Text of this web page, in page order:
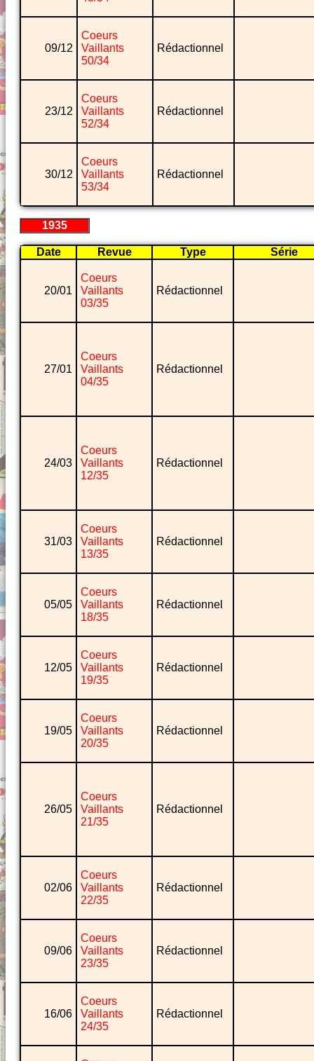
09/12
Coeurs
Vaillants
50/34
Rédactionnel
23/12
Coeurs
Vaillants
52/34
Rédactionnel
30/12
Coeurs
Vaillants
53/34
Rédactionnel
1935
Date Revue Type Série
20/01
Coeurs
Vaillants
03/35
Rédactionnel
27/01
Coeurs
Vaillants
04/35
Rédactionnel
24/03
Coeurs
Vaillants
12/35
Rédactionnel
31/03
Coeurs
Vaillants
13/35
Rédactionnel
05/05
Coeurs
Vaillants
18/35
Rédactionnel
12/05
Coeurs
Vaillants
19/35
Rédactionnel
19/05
Coeurs
Vaillants
20/35
Rédactionnel
26/05
Coeurs
Vaillants
21/35
Rédactionnel
02/06
Coeurs
Vaillants
22/35
Rédactionnel
09/06
Coeurs
Vaillants
23/35
Rédactionnel
16/06
Coeurs
Vaillants
24/35
Rédactionnel